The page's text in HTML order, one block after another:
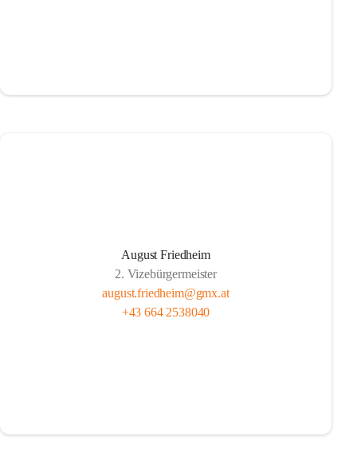
August Friedheim
2. Vizebürgermeister
august.friedheim@gmx.at
+43 664 2538040